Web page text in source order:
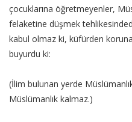
çocuklarına öğretmeyenler,
felaketine düşmek
kabul olmaz ki, küfürden
buyurdu ki:
(İlim bulunan yerde
Müslümanlık kalmaz.)